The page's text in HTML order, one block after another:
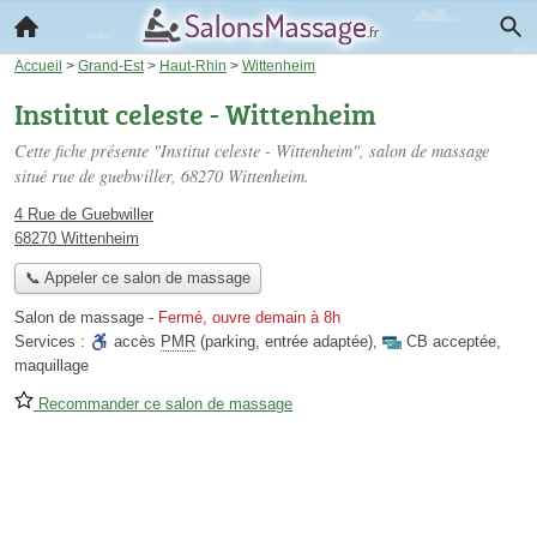
Accueil > Grand-Est > Haut-Rhin > Wittenheim
Institut celeste - Wittenheim
Cette fiche présente "Institut celeste - Wittenheim", salon de massage
situé rue de guebwiller, 68270 Wittenheim.
4 Rue de Guebwiller
68270 Wittenheim
📞 Appeler ce salon de massage
Salon de massage - Fermé, ouvre demain à 8h
Services :
accès PMR (parking, entrée adaptée), CB acceptée,
maquillage
Recommander ce salon de massage